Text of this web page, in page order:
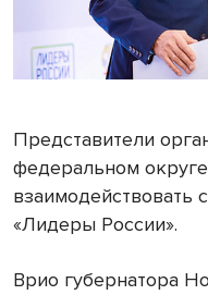
Представители
федеральном
взаимодействовать
«Лидеры России».
Врио губернатора